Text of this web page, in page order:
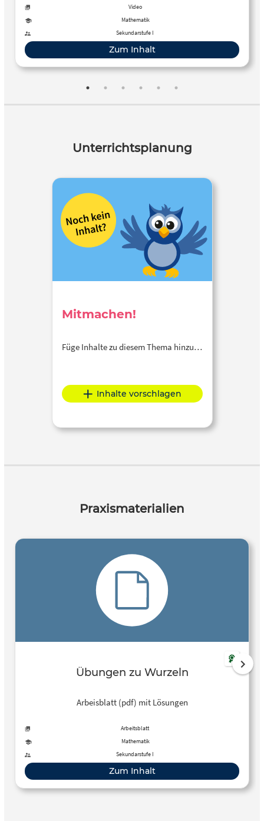
kann. Wir ziehen Quadratwurzeln aus Quadratzahlen …
Video
Mathematik
Sekundarstufe I
Zum Inhalt
Unterrichtsplanung
Mitmachen!
Füge Inhalte zu diesem Thema hinzu…
Inhalte vorschlagen
Praxismaterialien
Übungen zu Wurzeln
Arbeisblatt (pdf) mit Lösungen
Arbeitsblatt
Mathematik
Sekundarstufe I
Zum Inhalt